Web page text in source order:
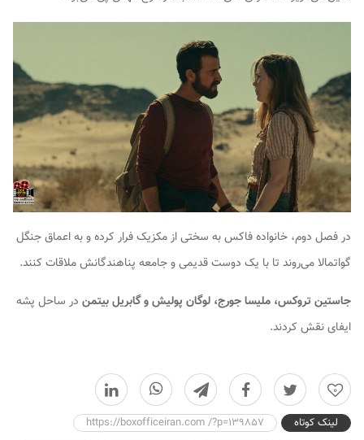
در فصل دوم، خانواده فاکس به سختی از مکزیک فرار کرده و به اعماق جنگل
گواتمالا می‌روند تا با یک دوست قدیمی و جامعه پناهندگانش ملاقات کنند.
جاستین تروکس، ملیسا جورج، لوگان پولیش و گابریل بیتمن در ساحل پشه
ایفای نقش کردند.
0
لینک کوتاه
https://boxofficeiran.com /?p=139857